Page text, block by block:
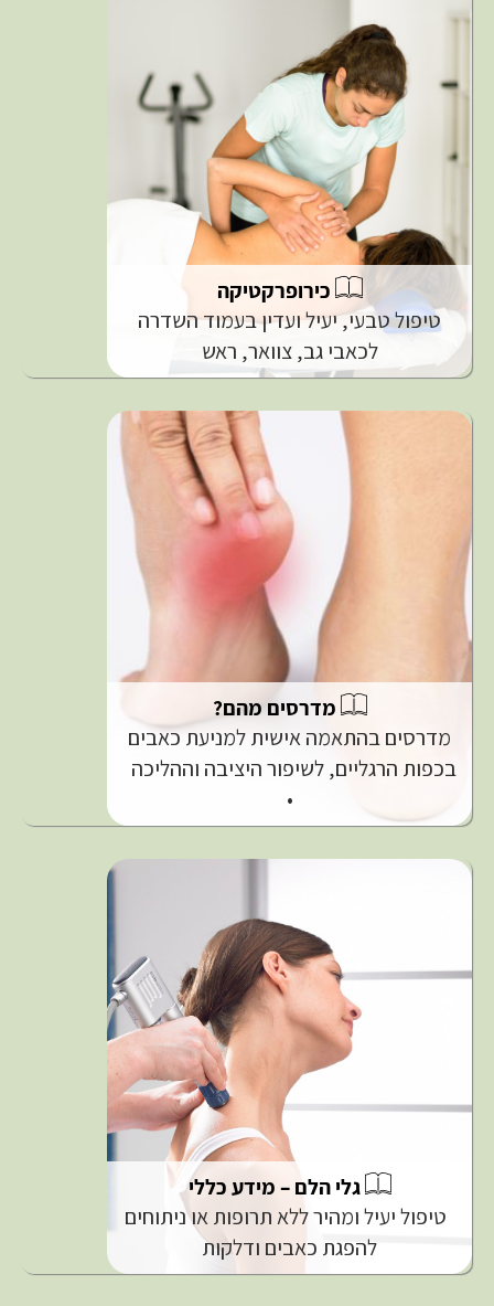
כירופרקטיקה
טיפול טבעי, יעיל ועדין בעמוד השדרה
לכאבי גב, צוואר, ראש
מדרסים מהם?
מדרסים בהתאמה אישית למניעת כאבים
בכפות הרגליים, לשיפור היציבה וההליכה
•
גלי הלם – מידע כללי
טיפול יעיל ומהיר ללא תרופות או ניתוחים
להפגת כאבים ודלקות